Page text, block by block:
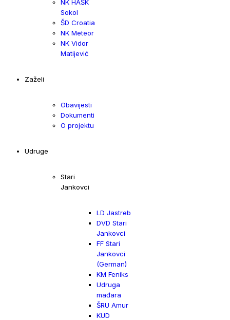
NK HAŠK
Sokol
ŠD Croatia
NK Meteor
NK Vidor
Matijević
Zaželi
Obavijesti
Dokumenti
O projektu
Udruge
Stari
Jankovci
LD Jastreb
DVD Stari
Jankovci
FF Stari
Jankovci
(German)
KM Feniks
Udruga
mađara
ŠRU Amur
KUD